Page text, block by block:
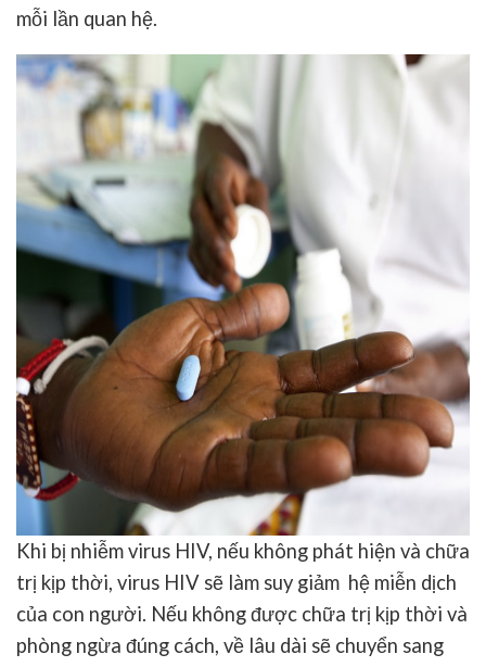
mỗi lần quan hệ.
Khi bị nhiễm virus HIV, nếu không phát hiện và chữa
trị kịp thời, virus HIV sẽ làm suy giảm hệ miễn dịch
của con người. Nếu không được chữa trị kịp thời và
phòng ngừa đúng cách, về lâu dài sẽ chuyển sang